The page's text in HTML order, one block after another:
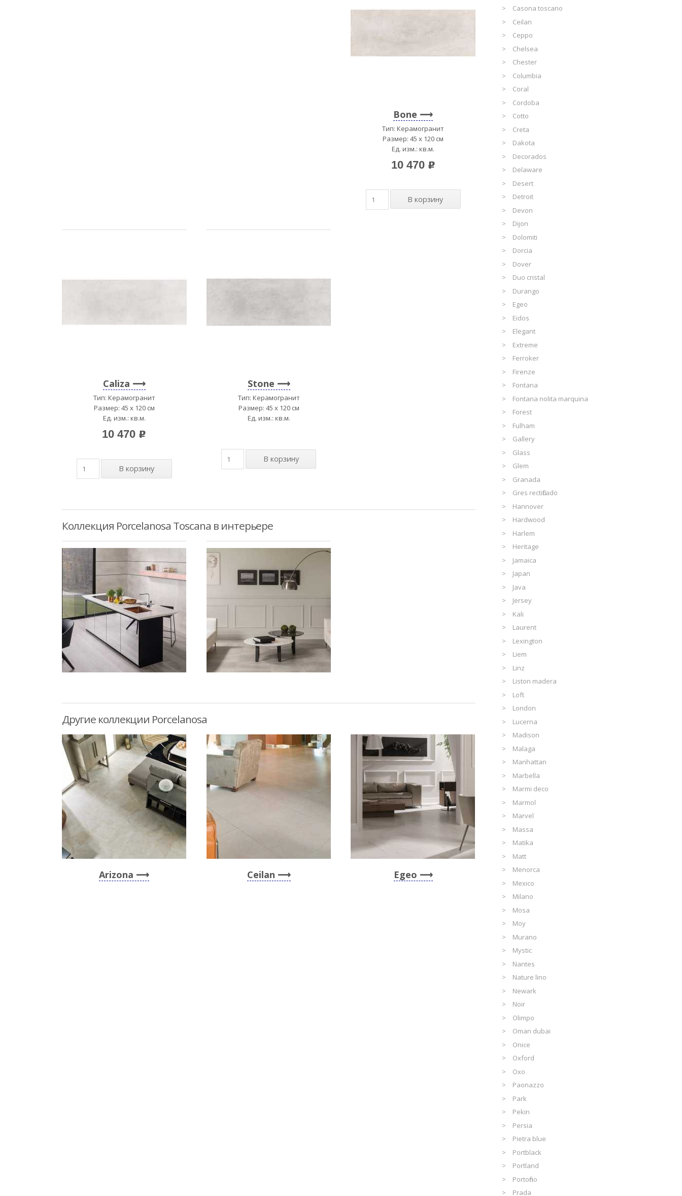
Bone
Тип: Керамогранит
Размер: 45 x 120 см
Ед. изм.: кв.м.
10 470 p
Caliza
Тип: Керамогранит
Размер: 45 x 120 см
Ед. изм.: кв.м.
10 470 p
Stone
Тип: Керамогранит
Размер: 45 x 120 см
Ед. изм.: кв.м.
Коллекция Porcelanosa Toscana в интерьере
Другие коллекции Porcelanosa
Arizona Ceilan Egeo
Casona toscano
Ceilan
Ceppo
Chelsea
Chester
Columbia
Coral
Cordoba
Cotto
Creta
Dakota
Decorados
Delaware
Desert
Detroit
Devon
Dijon
Dolomiti
Dorcia
Dover
Duo cristal
Durango
Egeo
Eidos
Elegant
Extreme
Ferroker
Firenze
Fontana
Fontana nolita marquina
Forest
Fulham
Gallery
Glass
Glem
Granada
Gres rectificado
Hannover
Hardwood
Harlem
Heritage
Jamaica
Japan
Java
Jersey
Kali
Laurent
Lexington
Liem
Linz
Liston madera
Loft
London
Lucerna
Madison
Malaga
Manhattan
Marbella
Marmi deco
Marmol
Marvel
Massa
Matika
Matt
Menorca
Mexico
Milano
Mosa
Moy
Murano
Mystic
Nantes
Nature lino
Newark
Noir
Olimpo
Oman dubai
Onice
Oxford
Oxo
Paonazzo
Park
Pekin
Persia
Pietra blue
Portblack
Portland
Portofino
Prada